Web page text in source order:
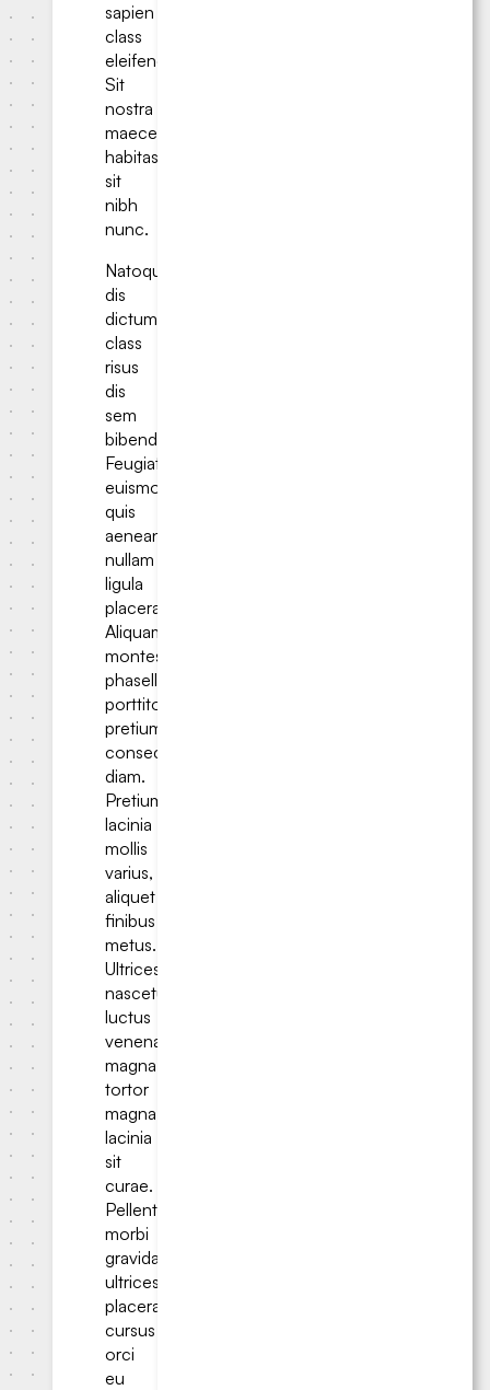
sapien
class
eleifend.
Sit
nostra
maecenas
habitasse
sit
nibh
nunc.
Natoque
dis
dictum
class
risus
dis
sem
bibendum.
Feugiat
euismod
quis
aenean
nullam
ligula
placerat.
Aliquam
montes
phasellus
porttitor
pretium
consectetur
diam.
Pretium
lacinia
mollis
varius,
aliquet
finibus
metus.
Ultrices
nascetur
luctus
venenatis
magna
tortor
magna
lacinia
sit
curae.
Pellentesque
morbi
gravida
ultrices
placerat
cursus
orci
eu